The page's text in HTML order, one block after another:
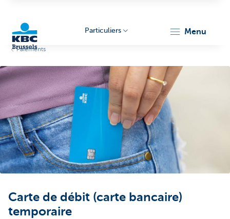
Brussels
Particuliers menu
Paiements
Carte de débit (carte bancaire)
temporaire